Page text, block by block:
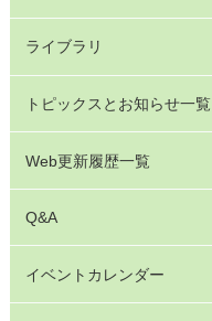
ライブラリ
トピックスとお知らせ一覧
Web更新履歴一覧
Q&A
イベントカレンダー